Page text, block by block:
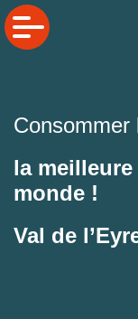
Consommer
la
monde !
Val de